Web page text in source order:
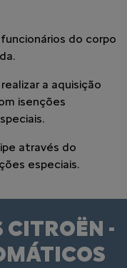
do corpo
a aquisição
isenções
através do
especiais.
CITROËN -